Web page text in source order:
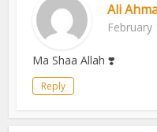
Ali
Ma Shaa Allah ❣️
Reply